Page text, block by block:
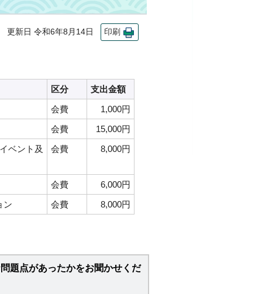
更新日 令和6年8月14日 印刷
区分
支出金額
会費
1,000円
会費
15,000円
ベント及
会費 8,000円
会費
6,000円
ン 会費 8,000円
題点があったかをお聞かせくだ